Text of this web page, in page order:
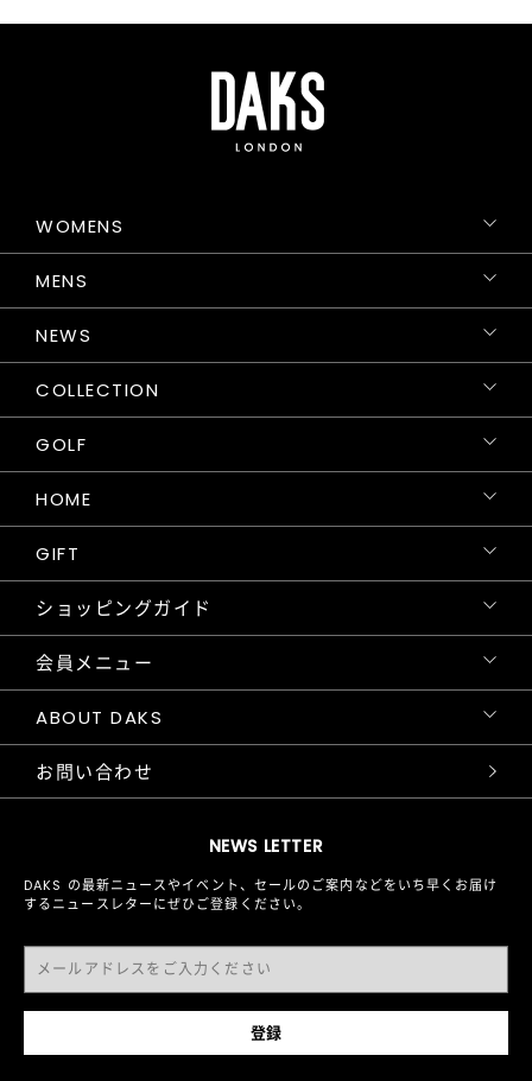
NEWS LETTER
DAKS の最新ニュースやイベント、セールのご案内などをいち早くお届け
するニュースレターにぜひご登録ください。
WOMENS
MENS
NEWS
COLLECTION
GOLF
HOME
GIFT
ショッピングガイド
会員メニュー
ABOUT DAKS
お問い合わせ